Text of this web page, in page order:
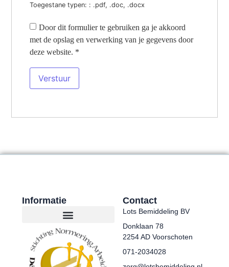
Toegestane typen: : .pdf, .doc, .docx
Door dit formulier te gebruiken ga je akkoord
met de opslag en verwerking van je gegevens door
deze website. *
Informatie Contact
Lots Bemiddeling BV
Donklaan 78
2254 AD Voorschoten
071-2034028